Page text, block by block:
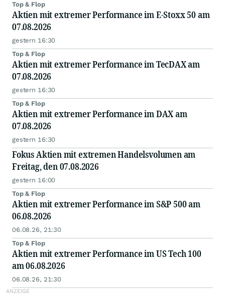
Top & Flop
Aktien mit extremer Performance im E-Stoxx 50 am
07.08.2026
gestern 16:30
Top & Flop
Aktien mit extremer Performance im TecDAX am
07.08.2026
gestern 16:30
Top & Flop
Aktien mit extremer Performance im DAX am
07.08.2026
gestern 16:30
Fokus Aktien mit extremen Handelsvolumen am
Freitag, den 07.08.2026
gestern 16:00
Top & Flop
Aktien mit extremer Performance im S&P 500 am
06.08.2026
06.08.26, 21:30
Top & Flop
Aktien mit extremer Performance im US Tech 100
am 06.08.2026
06.08.26, 21:30